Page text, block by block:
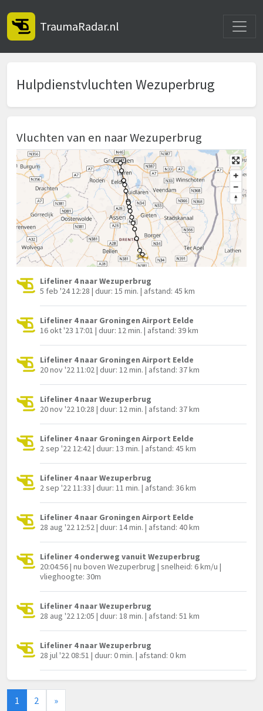
TraumaRadar.nl
Hulpdienstvluchten Wezuperbrug
Vluchten van en naar Wezuperbrug
Lifeliner 4 naar Wezuperbrug
5 feb '24 12:28 | duur: 15 min. | afstand: 45 km
Lifeliner 4 naar Groningen Airport Eelde
16 okt '23 17:01 | duur: 12 min. | afstand: 39 km
Lifeliner 4 naar Groningen Airport Eelde
20 nov '22 11:02 | duur: 12 min. | afstand: 37 km
Lifeliner 4 naar Wezuperbrug
20 nov '22 10:28 | duur: 12 min. | afstand: 37 km
Lifeliner 4 naar Groningen Airport Eelde
2 sep '22 12:42 | duur: 13 min. | afstand: 45 km
Lifeliner 4 naar Wezuperbrug
2 sep '22 11:33 | duur: 11 min. | afstand: 36 km
Lifeliner 4 naar Groningen Airport Eelde
28 aug '22 12:52 | duur: 14 min. | afstand: 40 km
Lifeliner 4 onderweg vanuit Wezuperbrug
20:04:56 | nu boven Wezuperbrug | snelheid: 6 km/u |
vlieghoogte: 30m
Lifeliner 4 naar Wezuperbrug
28 aug '22 12:05 | duur: 18 min. | afstand: 51 km
Lifeliner 4 naar Wezuperbrug
28 jul '22 08:51 | duur: 0 min. | afstand: 0 km
1 2 »